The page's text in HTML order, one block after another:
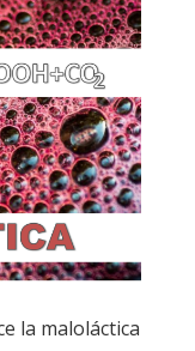
la maloláctica